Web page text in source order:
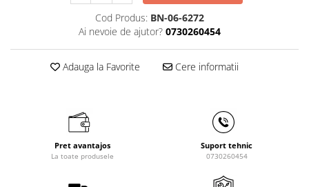
Masini de gaurit cu angrenaj, masa
Masini de gaurit cu coloana
Masini de gaurit cu coloana si cap
curea de distributie
Masini de gaurit cu masa
Masini de gaurit cu stand si
Cod Produs: BN-06-6272
Ai nevoie de ajutor? 0730260454
Adauga la Favorite Cere informatii
Pret avantajos
La toate produsele
Suport tehnic
0730260454